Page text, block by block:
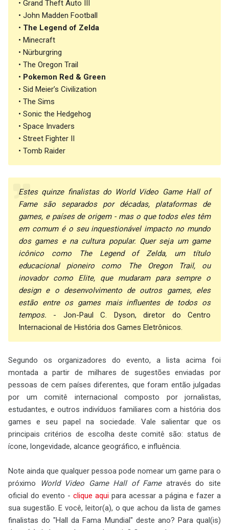
• Grand Theft Auto III
• John Madden Football
• The Legend of Zelda
• Minecraft
• Nürburgring
• The Oregon Trail
• Pokemon Red & Green
• Sid Meier’s Civilization
• The Sims
• Sonic the Hedgehog
• Space Invaders
• Street Fighter II
• Tomb Raider
Estes quinze finalistas do World Video Game Hall of
Fame são separados por décadas, plataformas de
games, e países de origem - mas o que todos eles têm
em comum é o seu inquestionável impacto no mundo
dos games e na cultura popular. Quer seja um game
icônico como The Legend of Zelda, um título
educacional pioneiro como The Oregon Trail, ou
inovador como Elite, que mudaram para sempre o
design e o desenvolvimento de outros games, eles
estão entre os games mais influentes de todos os
tempos. - Jon-Paul C. Dyson, diretor do Centro
Internacional de História dos Games Eletrônicos.
Segundo os organizadores do evento, a lista acima foi
montada a partir de milhares de sugestões enviadas por
pessoas de cem países diferentes, que foram então julgadas
por um comitê internacional composto por jornalistas,
estudantes, e outros indivíduos familiares com a história dos
games e seu papel na sociedade. Vale salientar que os
principais critérios de escolha deste comitê são: status de
ícone, longevidade, alcance geográfico, e influência.
Note ainda que qualquer pessoa pode nomear um game para o
próximo
World Video Game Hall of Fameatravés do site
oficial do evento - clique aqui para acessar a página e fazer a
sua sugestão. E você, leitor(a), o que achou da lista de games
finalistas do "Hall da Fama Mundial" deste ano? Para qual(is)